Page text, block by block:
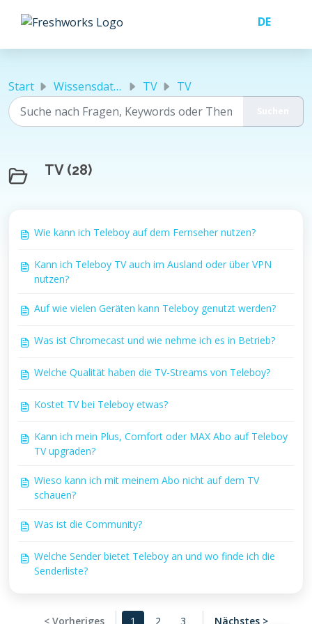
Start Wissensdatenbank TV TV
TV (28)
Wie kann ich Teleboy auf dem Fernseher nutzen?
Kann ich Teleboy TV auch im Ausland oder über VPN
nutzen?
Auf wie vielen Geräten kann Teleboy genutzt werden?
Was ist Chromecast und wie nehme ich es in Betrieb?
Welche Qualität haben die TV-Streams von Teleboy?
Kostet TV bei Teleboy etwas?
Kann ich mein Plus, Comfort oder MAX Abo auf Teleboy
TV upgraden?
Wieso kann ich mit meinem Abo nicht auf dem TV
schauen?
Was ist die Community?
Welche Sender bietet Teleboy an und wo finde ich die
Senderliste?
< Vorheriges 1 2 3 Nächstes >